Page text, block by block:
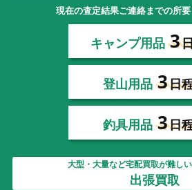
現在の査定結果ご連絡までの所要
キャンプ用品 3
登山用品 3日
釣具用品 3日
大型・大量など宅配買取が難し
出張買取